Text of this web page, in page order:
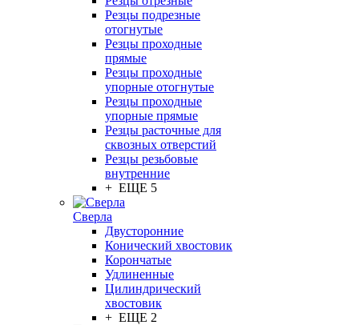
Резцы подрезные
отогнутые
Резцы проходные
прямые
Резцы проходные
упорные отогнутые
Резцы проходные
упорные прямые
Резцы расточные для
сквозных отверстий
Резцы резьбовые
внутренние
+ ЕЩЕ 5
Сверла
Двусторонние
Конический хвостовик
Корончатые
Удлиненные
Цилиндрический
хвостовик
+ ЕЩЕ 2